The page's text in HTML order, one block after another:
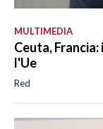
MULTIMEDIA
Ceuta,
l'Ue
Red